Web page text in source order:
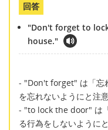
回答
"Don't forget to
house."
- "Don't forget" は「忘
を忘れないようにと注
- "to lock the door" は
る行為をしないように